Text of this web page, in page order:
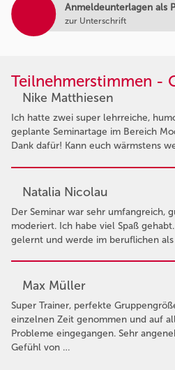
Anmeldeunterlagen als
zur Unterschrift
Teilnehmerstimmen -
Nike Matthiesen
Ich hatte zwei super lehrreiche,
geplante Seminartage im Bereich
Dank dafür! Kann euch wärmstens
Natalia Nicolau
Der Seminar war sehr umfangreich,
moderiert. Ich habe viel Spaß
gelernt und werde im beruflichen
Max Müller
Super Trainer, perfekte
einzelnen Zeit genommen und auf
Probleme eingegangen. Sehr
Gefühl von …